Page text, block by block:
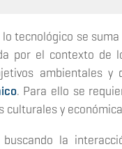
tecnológico se suma
por el contexto de
ambientales y
. Para ello se
culturales y
la